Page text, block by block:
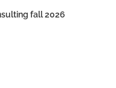
fall 2026